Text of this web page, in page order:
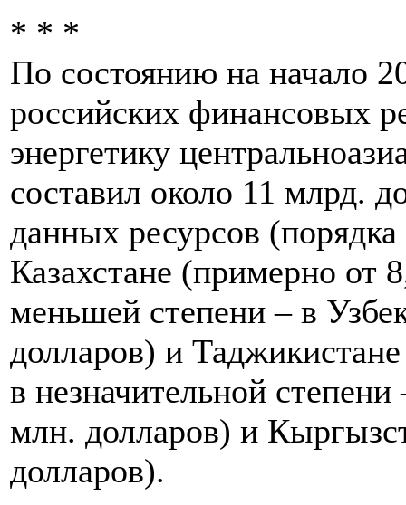
* * *
По состоянию на начало
российских финансовых
энергетику
составил около 11 млрд.
данных ресурсов
Казахстане (примерно от
меньшей степени – в
долларов) и
в незначительной
млн. долларов) и
долларов).